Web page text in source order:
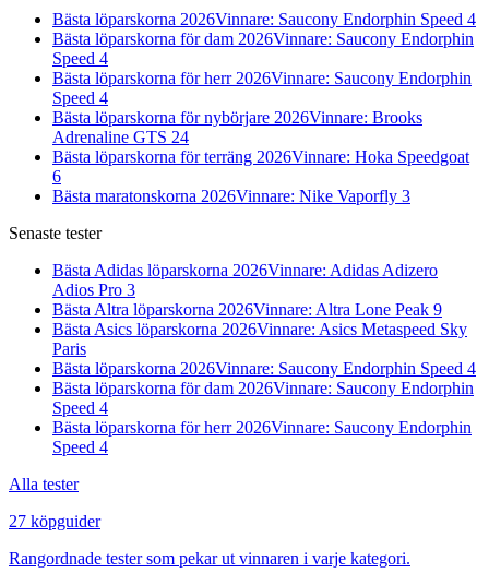
Bästa löparskorna 2026Vinnare: Saucony Endorphin Speed 4
Bästa löparskorna för dam 2026Vinnare: Saucony Endorphin
Speed 4
Bästa löparskorna för herr 2026Vinnare: Saucony Endorphin
Speed 4
Bästa löparskorna för nybörjare 2026Vinnare: Brooks
Adrenaline GTS 24
Bästa löparskorna för terräng 2026Vinnare: Hoka Speedgoat
6
Bästa maratonskorna 2026Vinnare: Nike Vaporfly 3
Senaste tester
Bästa Adidas löparskorna 2026Vinnare: Adidas Adizero
Adios Pro 3
Bästa Altra löparskorna 2026Vinnare: Altra Lone Peak 9
Bästa Asics löparskorna 2026Vinnare: Asics Metaspeed Sky
Paris
Bästa löparskorna 2026Vinnare: Saucony Endorphin Speed 4
Bästa löparskorna för dam 2026Vinnare: Saucony Endorphin
Speed 4
Bästa löparskorna för herr 2026Vinnare: Saucony Endorphin
Speed 4
Alla tester
27 köpguider
Rangordnade tester som pekar ut vinnaren i varje kategori.